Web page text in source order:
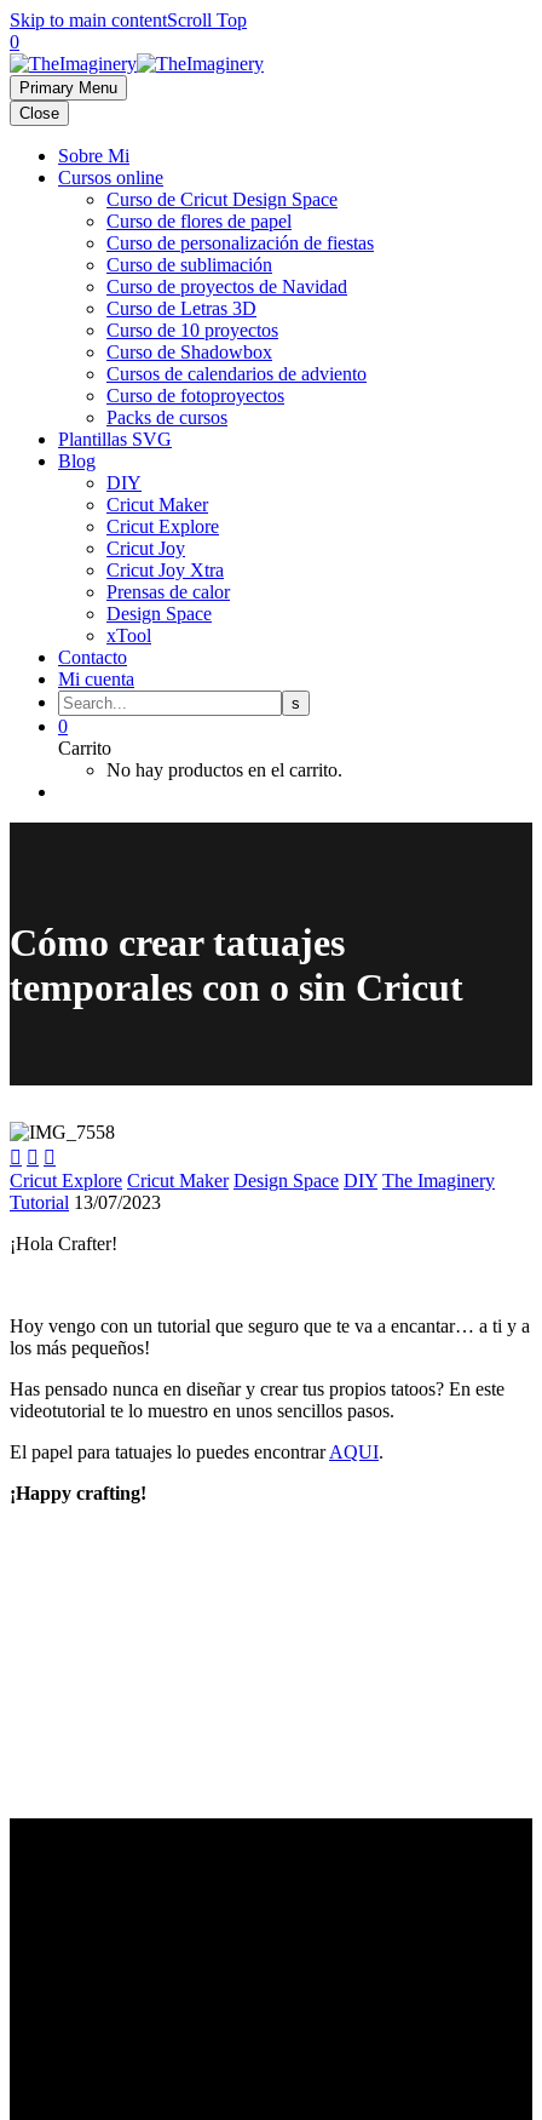
Skip to main contentScroll Top
0
Primary Menu
Close
Sobre Mi
Cursos online
Curso de Cricut Design Space
Curso de flores de papel
Curso de personalización de fiestas
Curso de sublimación
Curso de proyectos de Navidad
Curso de Letras 3D
Curso de 10 proyectos
Curso de Shadowbox
Cursos de calendarios de adviento
Curso de fotoproyectos
Packs de cursos
Plantillas SVG
Blog
DIY
Cricut Maker
Cricut Explore
Cricut Joy
Cricut Joy Xtra
Prensas de calor
Design Space
xTool
Contacto
Mi cuenta
0
Carrito
No hay productos en el carrito.
Cómo crear tatuajes
temporales con o sin Cricut
  
Cricut Explore Cricut Maker Design Space DIY The Imaginery
Tutorial 13/07/2023
¡Hola Crafter!
Hoy vengo con un tutorial que seguro que te va a encantar… a ti y a
los más pequeños!
Has pensado nunca en diseñar y crear tus propios tatoos? En este
videotutorial te lo muestro en unos sencillos pasos.
El papel para tatuajes lo puedes encontrarAQUI.
¡Happy crafting!